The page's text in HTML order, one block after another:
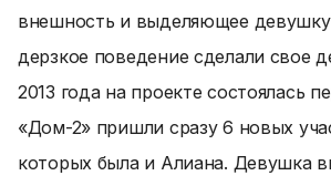
внешность и выделяющее
дерзкое поведение сделали свое
2013 года на проекте состоялась
«Дом-2» пришли сразу 6 новых
которых была и Алиана. Девушка